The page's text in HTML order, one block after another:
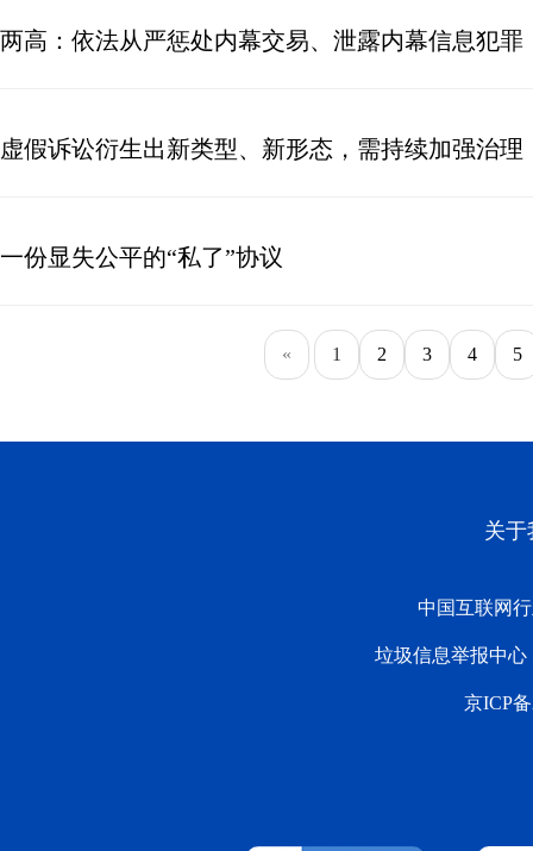
两高：依法从严惩处内幕交易、泄露内幕信息犯罪
虚假诉讼衍生出新类型、新形态，需持续加强治理
一份显失公平的“私了”协议
« 1 2 3 4 5
关于
中国互联网
垃圾信息举报中心
京ICP